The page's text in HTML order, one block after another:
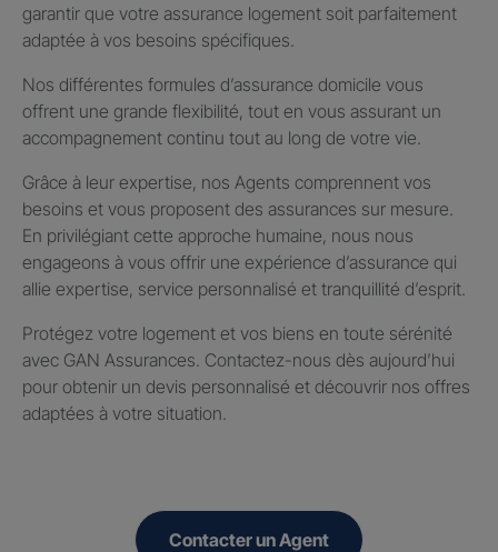
garantir que votre assurance logement soit parfaitement
adaptée à vos besoins spécifiques.
Nos différentes formules d’assurance domicile vous
offrent une grande flexibilité, tout en vous assurant un
accompagnement continu tout au long de votre vie.
Grâce à leur expertise, nos Agents comprennent vos
besoins et vous proposent des assurances sur mesure.
En privilégiant cette approche humaine, nous nous
engageons à vous offrir une expérience d’assurance qui
allie expertise, service personnalisé et tranquillité d’esprit.
Protégez votre logement et vos biens en toute sérénité
avec GAN Assurances. Contactez-nous dès aujourd’hui
pour obtenir un devis personnalisé et découvrir nos offres
adaptées à votre situation.
Contacter un Agent